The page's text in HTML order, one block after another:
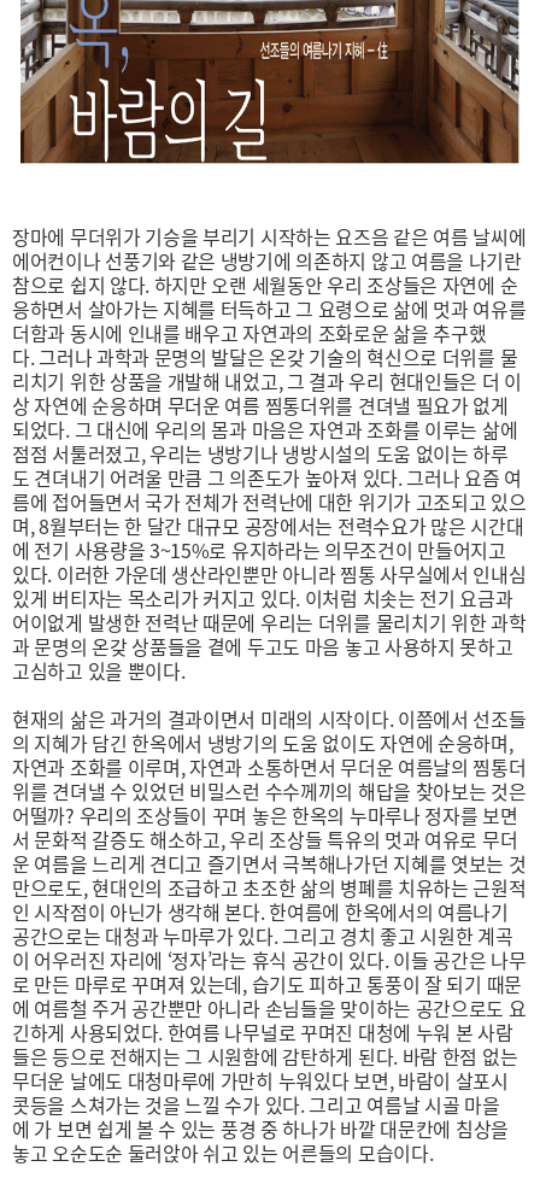
장마에 무더위가 기승을 부리기 시작하는 요즈음 같은 여름 날씨에
에어컨이나 선풍기와 같은 냉방기에 의존하지 않고 여름을 나기란
참으로 쉽지 않다. 하지만 오랜 세월동안 우리 조상들은 자연에 순
응하면서 살아가는 지혜를 터득하고 그 요령으로 삶에 멋과 여유를
더함과 동시에 인내를 배우고 자연과의 조화로운 삶을 추구했
다. 그러나 과학과 문명의 발달은 온갖 기술의 혁신으로 더위를 물
리치기 위한 상품을 개발해 내었고, 그 결과 우리 현대인들은 더 이
상 자연에 순응하며 무더운 여름 찜통더위를 견뎌낼 필요가 없게
되었다. 그 대신에 우리의 몸과 마음은 자연과 조화를 이루는 삶에
점점 서툴러졌고, 우리는 냉방기나 냉방시설의 도움 없이는 하루
도 견뎌내기 어려울 만큼 그 의존도가 높아져 있다. 그러나 요즘 여
름에 접어들면서 국가 전체가 전력난에 대한 위기가 고조되고 있으
며, 8월부터는 한 달간 대규모 공장에서는 전력수요가 많은 시간대
에 전기 사용량을 3~15%로 유지하라는 의무조건이 만들어지고
있다. 이러한 가운데 생산라인뿐만 아니라 찜통 사무실에서 인내심
있게 버티자는 목소리가 커지고 있다. 이처럼 치솟는 전기 요금과
어이없게 발생한 전력난 때문에 우리는 더위를 물리치기 위한 과학
과 문명의 온갖 상품들을 곁에 두고도 마음 놓고 사용하지 못하고
고심하고 있을 뿐이다.
현재의 삶은 과거의 결과이면서 미래의 시작이다. 이쯤에서 선조들
의 지혜가 담긴 한옥에서 냉방기의 도움 없이도 자연에 순응하며,
자연과 조화를 이루며, 자연과 소통하면서 무더운 여름날의 찜통더
위를 견뎌낼 수 있었던 비밀스런 수수께끼의 해답을 찾아보는 것은
어떨까? 우리의 조상들이 꾸며 놓은 한옥의 누마루나 정자를 보면
서 문화적 갈증도 해소하고, 우리 조상들 특유의 멋과 여유로 무더
운 여름을 느리게 견디고 즐기면서 극복해나가던 지혜를 엿보는 것
만으로도, 현대인의 조급하고 초조한 삶의 병폐를 치유하는 근원적
인 시작점이 아닌가 생각해 본다. 한여름에 한옥에서의 여름나기
공간으로는 대청과 누마루가 있다. 그리고 경치 좋고 시원한 계곡
이 어우러진 자리에 ‘정자’라는 휴식 공간이 있다. 이들 공간은 나무
로 만든 마루로 꾸며져 있는데, 습기도 피하고 통풍이 잘 되기 때문
에 여름철 주거 공간뿐만 아니라 손님들을 맞이하는 공간으로도 요
긴하게 사용되었다. 한여름 나무널로 꾸며진 대청에 누워 본 사람
들은 등으로 전해지는 그 시원함에 감탄하게 된다. 바람 한점 없는
무더운 날에도 대청마루에 가만히 누워있다 보면, 바람이 살포시
콧등을 스쳐가는 것을 느낄 수가 있다. 그리고 여름날 시골 마을
에 가 보면 쉽게 볼 수 있는 풍경 중 하나가 바깥 대문칸에 침상을
놓고 오순도순 둘러앉아 쉬고 있는 어른들의 모습이다.